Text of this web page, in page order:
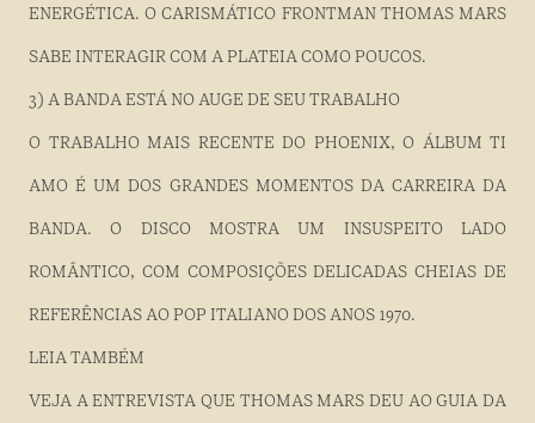
ENERGÉTICA. O CARISMÁTICO FRONTMAN THOMAS MARS
SABE INTERAGIR COM A PLATEIA COMO POUCOS.
3) A BANDA ESTÁ NO AUGE DE SEU TRABALHO
O TRABALHO MAIS RECENTE DO PHOENIX, O ÁLBUM TI
AMO É UM DOS GRANDES MOMENTOS DA CARREIRA DA
BANDA. O DISCO MOSTRA UM INSUSPEITO LADO
ROMÂNTICO, COM COMPOSIÇÕES DELICADAS CHEIAS DE
REFERÊNCIAS AO POP ITALIANO DOS ANOS 1970.
LEIA TAMBÉM
VEJA A ENTREVISTA QUE THOMAS MARS DEU AO GUIA DA